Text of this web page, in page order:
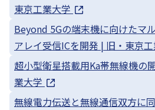
東京工業大学
Beyond 5Gの端末機に向けたマ
アレイ受信ICを開発 | 旧・東京
超小型衛星搭載用Ka帯無線機の
業大学
無線電力伝送と無線通信双方に